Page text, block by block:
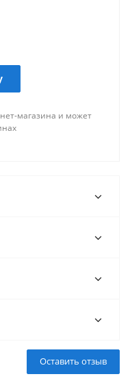
магазина и может
Оставить отзыв